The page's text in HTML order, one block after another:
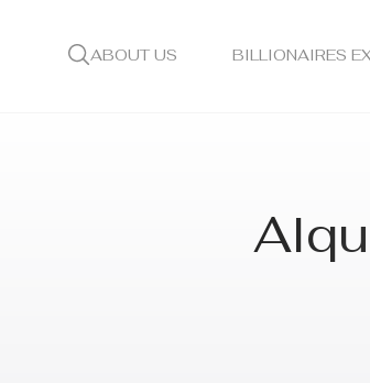
ABOUT US BILLIONAIRES